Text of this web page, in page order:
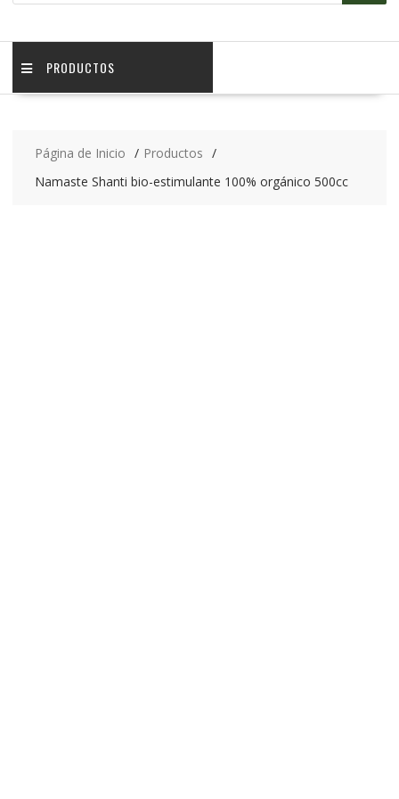
PRODUCTOS
Página de Inicio
Productos
Namaste Shanti bio-estimulante 100% orgánico 500cc